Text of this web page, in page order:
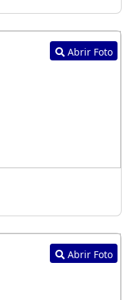
Abrir Foto
Abrir Foto